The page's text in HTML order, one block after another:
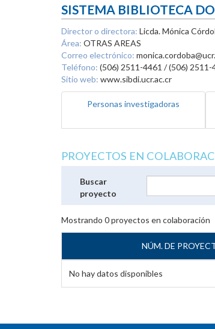
SISTEMA BIBLIOTECA
Director o directora: Licda. Mónica
Área: OTRAS AREAS
Correo electrónico:
Teléfono: (506) 2511-4461 / (506) 2511-
Sitio web: www.sibdi.ucr.ac.cr
Personas investigadoras
PROYECTOS EN
Buscar
proyecto
Mostrando 0proyectos en colaboración
NÚM. DE
No hay datos disponibles